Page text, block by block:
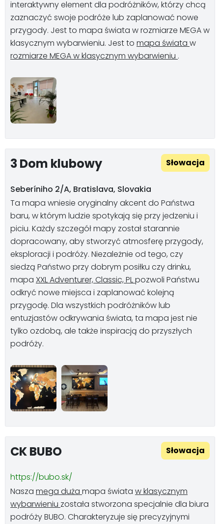
interaktywny element dla podróżników, którzy chcą
zaznaczyć swoje podróże lub zaplanować nowe
przygody. Jest to mapa świata w rozmiarze MEGA w
klasycznym wybarwieniu. Jest to mapa świata w
rozmiarze MEGA w klasycznym wybarwieniu .
Słowacja
3 Dom klubowy
Seberíniho 2/A, Bratislava, Slovakia
Ta mapa wniesie oryginalny akcent do Państwa
baru, w którym ludzie spotykają się przy jedzeniu i
piciu. Każdy szczegół mapy został starannie
dopracowany, aby stworzyć atmosferę przygody,
eksploracji i podróży. Niezależnie od tego, czy
siedzą Państwo przy dobrym posiłku czy drinku,
mapa XXL Adventurer, Classic, PLpozwoli Państwu
odkryć nowe miejsca i zaplanować kolejną
przygodę. Dla wszystkich podróżników lub
entuzjastów odkrywania świata, ta mapa jest nie
tylko ozdobą, ale także inspiracją do przyszłych
podróży.
Słowacja
CK BUBO
https://bubo.sk/
Nasza mega duża mapa świata w klasycznym
wybarwieniu została stworzona specjalnie dla biura
podróży BUBO. Charakteryzuje się precyzyjnymi